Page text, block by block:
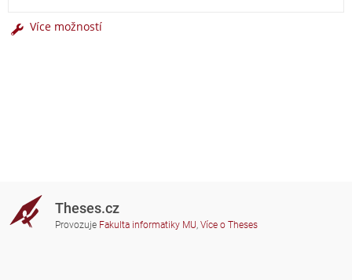
Více možností
Theses.cz
Provozuje Fakulta informatiky MU, Více o Theses